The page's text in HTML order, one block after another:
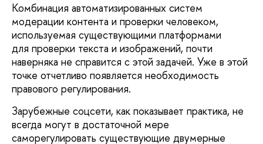
Комбинация автоматизированных систем
модерации контента и проверки человеком,
используемая существующими платформами
для проверки текста и изображений, почти
наверняка не справится с этой задачей. Уже в этой
точке отчетливо появляется необходимость
правового регулирования.
Зарубежные соцсети, как показывает практика, не
всегда могут в достаточной мере
саморегулировать существующие двумерные